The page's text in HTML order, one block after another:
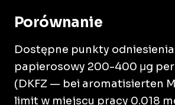
Porównanie
Dostępne punkty
papierosowy 200-400 μg
(DKFZ — bei aromatisierten
limit w miejscu pracy 0.018